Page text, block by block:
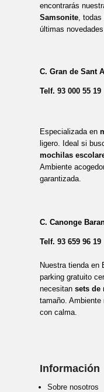
encontrarás
Samsonite, todas
últimas novedades
C. Gran de Sant
Telf. 93 000 55 19
Especializada en
ligero. Ideal si
mochilas
Ambiente
garantizada.
C. Canonge
Telf. 93 659 96 19
Nuestra tienda en
parking gratuito
necesitan sets de
tamaño. Ambiente
con calma.
Información
Sobre nosotros